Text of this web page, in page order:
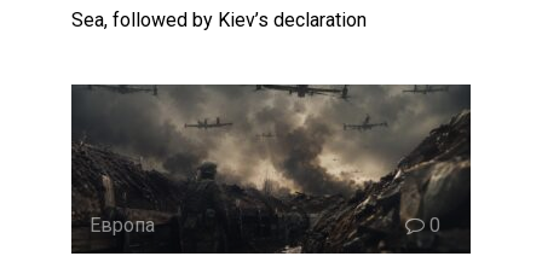
Sea, followed by Kiev’s declaration
Европа 0